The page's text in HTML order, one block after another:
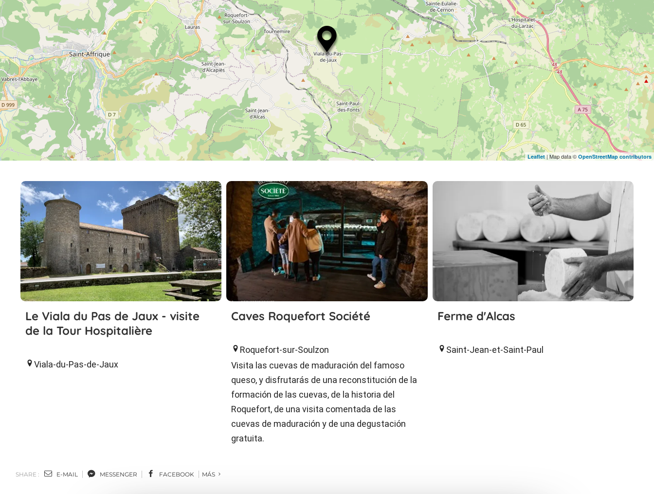
Leaflet | Map data © OpenStreetMap contributors
Le Viala du Pas de Jaux - visite
de la Tour Hospitalière
Viala-du-Pas-de-Jaux
Caves Roquefort Société
Roquefort-sur-Soulzon
Visita las cuevas de maduración del famoso
queso, y disfrutarás de una reconstitución de la
formación de las cuevas, de la historia del
Roquefort, de una visita comentada de las
cuevas de maduración y de una degustación
gratuita.
Ferme d'Alcas
Saint-Jean-et-Saint-Paul
SHARE : E-MAIL MESSENGER FACEBOOK MÁS